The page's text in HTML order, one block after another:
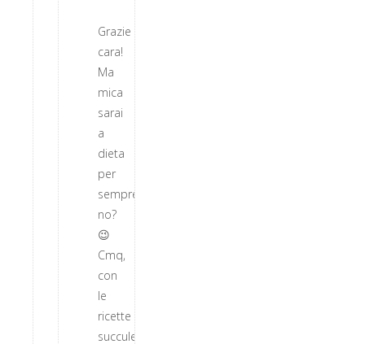
Grazie
cara!
Ma
mica
sarai
a
dieta
per
sempre,
no?
😉
Cmq,
con
le
ricette
succulente